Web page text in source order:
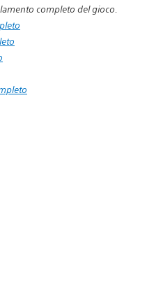
completo del gioco.